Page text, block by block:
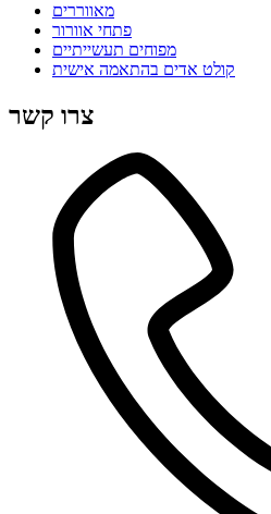
מאווררים
פתחי אוורור
מפוחים תעשייתיים
קולט אדים בהתאמה אישית
צרו קשר